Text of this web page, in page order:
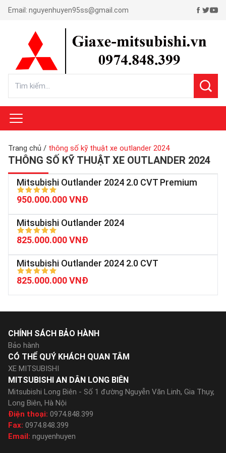
Email: nguyenhuyen95ss@gmail.com
Trang chủ / thông số kỹ thuật xe outlander 2024
THÔNG SỐ KỸ THUẬT XE OUTLANDER 2024
Mitsubishi Outlander 2024 2.0 CVT Premium
950.000.000 VNĐ
Mitsubishi Outlander 2024
825.000.000 VNĐ
Mitsubishi Outlander 2024 2.0 CVT
825.000.000 VNĐ
MITSUBISHI AN DÂN LONG BIÊN
Mitsubishi Long Biên - Số 1 đường Nguyễn Văn Linh, Gia Thụy,
Long Biên, Hà Nội
Điện thoại: 0974.848.399
Fax: 0974.848.399
Email: nguyenhuyen
CHÍNH SÁCH BẢO HÀNH
Bảo hành
CÓ THỂ QUÝ KHÁCH QUAN TÂM
XE MITSUBISHI